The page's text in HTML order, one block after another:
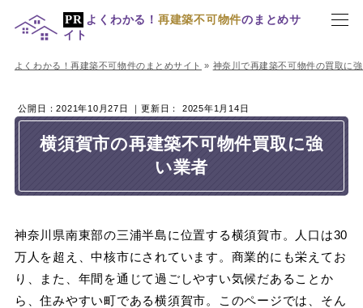
よくわかる！ 再建築不可物件のまとめサ
イト
よくわかる！再建築不可物件のまとめサイト » 神奈川で再建築不可物件の買取に
公開日：2021年10月27日 ｜更新日： 2025年1月14日
横須賀市の再建築不可物件買取に強
い業者
神奈川県南東部の三浦半島に位置する横須賀市。人口は30
万人を超え、中核市にされています。商業的にも栄えてお
り、また、年間を通じて過ごしやすい気候だあることか
ら、住みやすい町である横須賀市。このページでは、そん